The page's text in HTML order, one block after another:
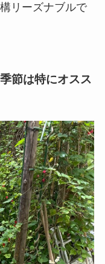
リーズナブルで
節は特にオスス